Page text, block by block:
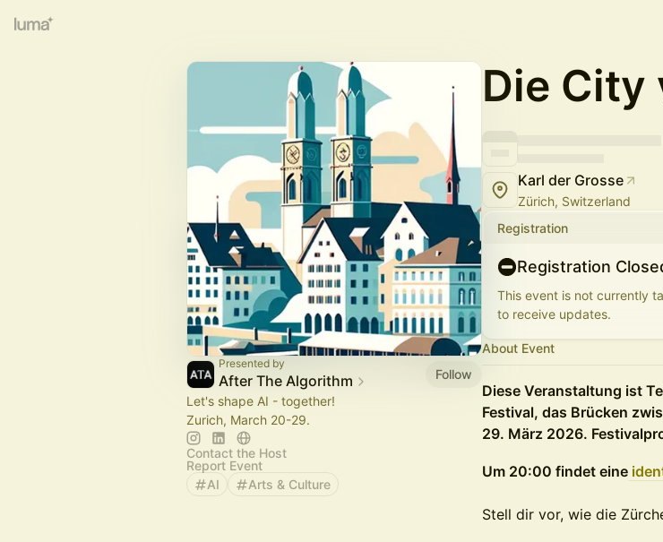
Presented by
After The Algorithm
Follow
Let's shape AI - together!
Zurich, March 20-29.
Contact the Host
Report Event
AI
Arts & Culture
Die City
Karl der Grosse
Zürich, Switzerland
Registration
Registration
This event is not currently
to receive updates.
About Event
Diese Veranstaltung ist
Festival, das Brücken
29. März 2026.
Um 20:00 findet eine
Stell dir vor, wie die